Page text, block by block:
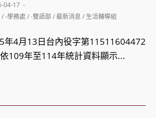
04-17
/-學務處 /-雙語部/最新消息 / 生活輔導組
年4月13日台內役字第11511604472
109年至114年統計資料顯示...